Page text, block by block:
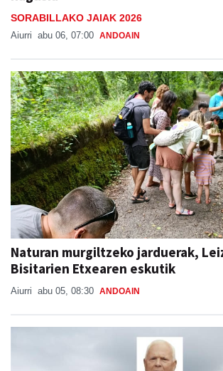
SORABILLAKO JAIAK 2026
Aiurri abu 06, 07:00 ANDOAIN
Naturan murgiltzeko jarduerak,
Bisitarien Etxearen eskutik
Aiurri abu 05, 08:30 ANDOAIN